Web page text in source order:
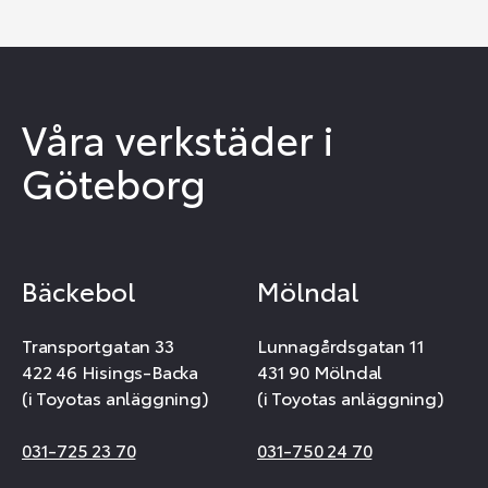
Våra verkstäder i
Göteborg
Bäckebol
Transportgatan 33
422 46 Hisings-Backa
(i Toyotas anläggning)
031-725 23 70
Mölndal
Lunnagårdsgatan 11
431 90 Mölndal
(i Toyotas anläggning)
031-750 24 70